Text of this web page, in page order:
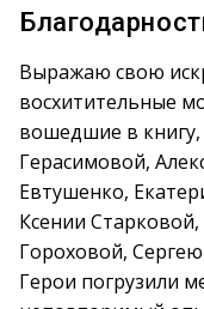
Выражаю свою
восхитительные
вошедшие в книгу,
Герасимовой,
Евтушенко,
Ксении
Гороховой,
Герои погрузили